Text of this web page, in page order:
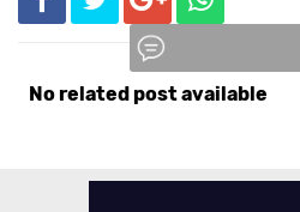
No related post available